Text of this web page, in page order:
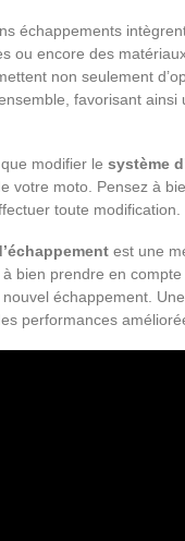
échappements
ou encore des
non seulement
favorisant
modifier le système
votre moto. Pensez à
toute modification.
est une
bien prendre en
nouvel échappement.
performances